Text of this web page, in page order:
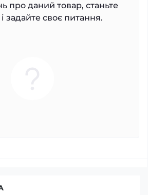
про даний товар, станьте
задайте своє питання.